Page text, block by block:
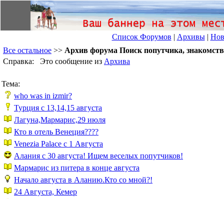
Список Форумов | Архивы|
Все остальное >> Архив форума Поиск попутчика,
Справка: Это сообщение из Архива
Тема:
who was in izmir?
Турция с 13,14,15 августа
Лагуна,Мармарис,29 июля
Кто в отель Венеция????
Venezia Palace c 1 Августа
Алания с 30 августа! Ищем веселых попутчиков!
Мармарис из питера в конце августа
Начало августа в Аланию.Кто со мной?!
24 Августа, Кемер